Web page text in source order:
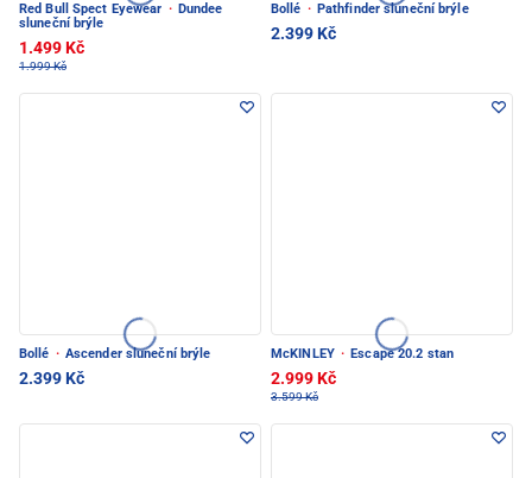
Red Bull Spect Eyewear · Dundee
sluneční brýle
1.499 Kč
1.999 Kč
Bollé · Pathfinder sluneční brýle
2.399 Kč
Bollé · Ascender sluneční brýle
2.399 Kč
McKINLEY · Escape 20.2 stan
2.999 Kč
3.599 Kč